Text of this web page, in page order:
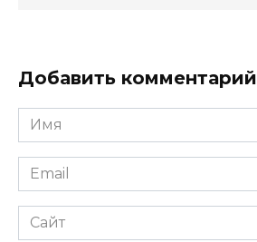
Добавить комментарий
Имя
*
Email
*
Сайт